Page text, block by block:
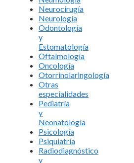
Neurocirugía
Neurología
Odontología
y
Estomatología
Oftalmología
Oncología
Otorrinolaringología
Otras
especialidades
Pediatría
y
Neonatología
Psicología
Psiquiatría
Radiodiagnóstico
y